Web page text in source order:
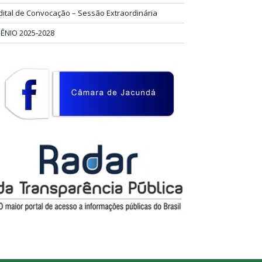
de Convocação – Sessão Extraordinária
2025-2028